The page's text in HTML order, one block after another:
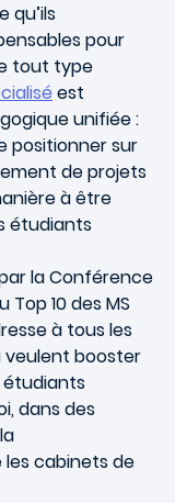
qu’ils
pour
tout type
est
unifiée :
positionner sur
de projets
à être
étudiants
la Conférence
10 des MS
à tous les
veulent booster
étudiants
dans des
cabinets de